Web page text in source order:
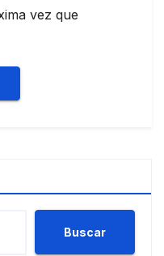
vez que
Buscar